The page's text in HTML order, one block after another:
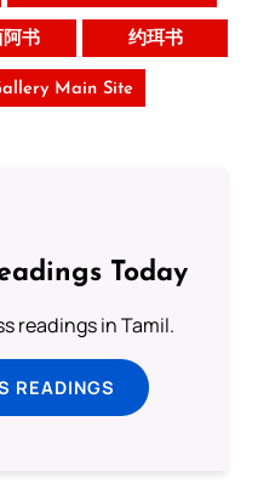
阿书 约珥书
Main Site
Today
readings in Tamil.
READINGS